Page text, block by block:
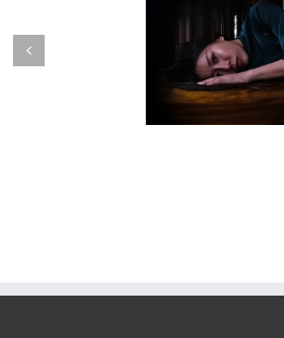
Fleuve #040